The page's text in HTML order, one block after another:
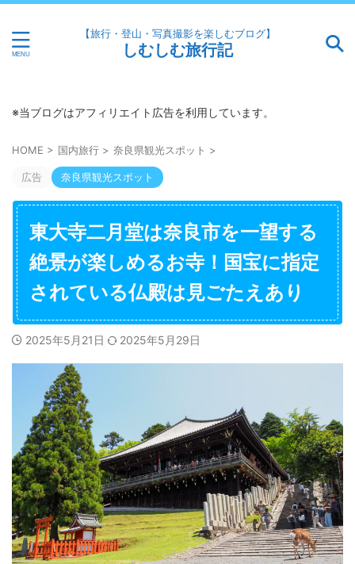
【旅行・登山・写真撮影を楽しむブログ】
しむしむ旅行記
※当ブログはアフィリエイト広告を利用しています。
HOME > 国内旅行 > 奈良県観光スポット >
広告 奈良県観光スポット
東大寺二月堂は奈良市を一望する
絶景が楽しめるお寺！国宝に指定
されている仏殿は見ごたえあり
2025年5月21日 2025年5月29日